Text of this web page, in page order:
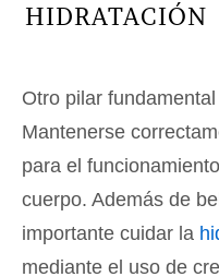
HIDRATACIÓN
Otro pilar
Mantenerse
para el
cuerpo. Además de
importante cuidar la
mediante el uso de